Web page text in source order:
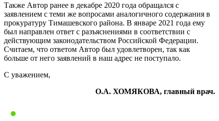
Также Автор ранее в декабре 2020 года обращался с
заявлением с теми же вопросами аналогичного содержания в
прокуратуру Тимашевского района. В январе 2021 года ему
был направлен ответ с разъяснениями в соответствии с
действующим законодательством Российской Федерации.
Считаем, что ответом Автор был удовлетворен, так как
больше от него заявлений в наш адрес не поступало.
С уважением,
О.А. ХОМЯКОВА, главный врач.